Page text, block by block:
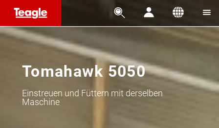
   
Tomahawk 5050
Einstreuen und Füttern mit derselben
Maschine